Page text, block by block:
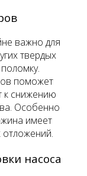
важно для
твердых
поможет
к снижению
Особенно
имеет
насоса